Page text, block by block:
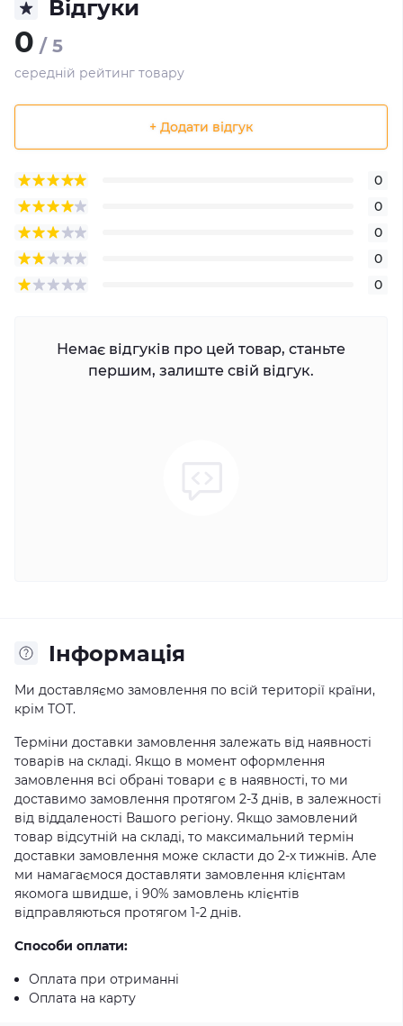
Відгуки
0 / 5
середній рейтинг товару
+ Додати відгук
0
0
0
0
0
Немає відгуків про цей товар, станьте
першим, залиште свій відгук.
Iнформація
Ми доставляємо замовлення по всій території країни,
крім ТОТ.
Терміни доставки замовлення залежать від наявності
товарів на складі. Якщо в момент оформлення
замовлення всі обрані товари є в наявності, то ми
доставимо замовлення протягом 2-3 днів, в залежності
від віддаленості Вашого регіону. Якщо замовлений
товар відсутній на складі, то максимальний термін
доставки замовлення може скласти до 2-х тижнів. Але
ми намагаємося доставляти замовлення клієнтам
якомога швидше, і 90% замовлень клієнтів
відправляються протягом 1-2 днів.
Способи оплати:
Оплата при отриманні
Оплата на карту